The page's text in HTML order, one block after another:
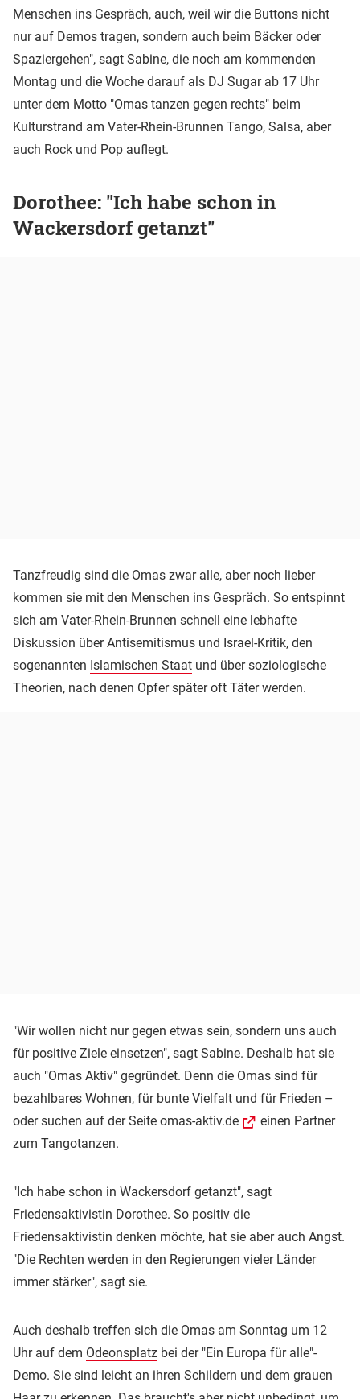
Menschen ins Gespräch, auch, weil wir die Buttons nicht
nur auf Demos tragen, sondern auch beim Bäcker oder
Spaziergehen", sagt Sabine, die noch am kommenden
Montag und die Woche darauf als DJ Sugar ab 17 Uhr
unter dem Motto "Omas tanzen gegen rechts" beim
Kulturstrand am Vater-Rhein-Brunnen Tango, Salsa, aber
auch Rock und Pop auflegt.
Dorothee: "Ich habe schon in
Wackersdorf getanzt"
Tanzfreudig sind die Omas zwar alle, aber noch lieber
kommen sie mit den Menschen ins Gespräch. So entspinnt
sich am Vater-Rhein-Brunnen schnell eine lebhafte
Diskussion über Antisemitismus und Israel-Kritik, den
sogenannten Islamischen Staat und über soziologische
Theorien, nach denen Opfer später oft Täter werden.
"Wir wollen nicht nur gegen etwas sein, sondern uns auch
für positive Ziele einsetzen", sagt Sabine. Deshalb hat sie
auch "Omas Aktiv" gegründet. Denn die Omas sind für
bezahlbares Wohnen, für bunte Vielfalt und für Frieden –
oder suchen auf der Seite omas-aktiv.de
einen Partner
zum Tangotanzen.
"Ich habe schon in Wackersdorf getanzt", sagt
Friedensaktivistin Dorothee. So positiv die
Friedensaktivistin denken möchte, hat sie aber auch Angst.
"Die Rechten werden in den Regierungen vieler Länder
immer stärker", sagt sie.
Auch deshalb treffen sich die Omas am Sonntag um 12
Uhr auf dem Odeonsplatz bei der "Ein Europa für alle"-
Demo. Sie sind leicht an ihren Schildern und dem grauen